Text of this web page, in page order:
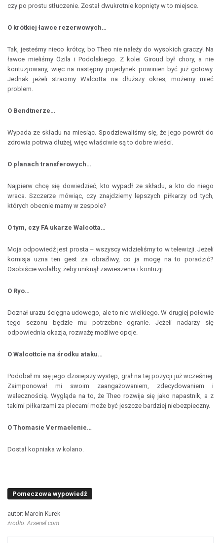
czy po prostu stłuczenie. Został dwukrotnie kopnięty w to miejsce.
O krótkiej ławce rezerwowych…
Tak, jesteśmy nieco krótcy, bo Theo nie należy do wysokich graczy! Na
ławce mieliśmy Özila i Podolskiego. Z kolei Giroud był chory, a nie
kontuzjowany, więc na następny pojedynek powinien być już gotowy.
Jednak jeżeli stracimy Walcotta na dłuższy okres, możemy mieć
problem.
O Bendtnerze…
Wypada ze składu na miesiąc. Spodziewaliśmy się, że jego powrót do
zdrowia potrwa dłużej, więc właściwie są to dobre wieści.
O planach transferowych…
Najpierw chcę się dowiedzieć, kto wypadł ze składu, a kto do niego
wraca. Szczerze mówiąc, czy znajdziemy lepszych piłkarzy od tych,
których obecnie mamy w zespole?
O tym, czy FA ukarze Walcotta…
Moja odpowiedź jest prosta – wszyscy widzieliśmy to w telewizji. Jeżeli
komisja uzna ten gest za obraźliwy, co ja mogę na to poradzić?
Osobiście wolałby, żeby uniknął zawieszenia i kontuzji.
O Ryo…
Doznał urazu ścięgna udowego, ale to nic wielkiego. W drugiej połowie
tego sezonu będzie mu potrzebne ogranie. Jeżeli nadarzy się
odpowiednia okazja, rozważę możliwe opcje.
O Walcottcie na środku ataku…
Podobał mi się jego dzisiejszy występ, grał na tej pozycji już wcześniej.
Zaimponował mi swoim zaangażowaniem, zdecydowaniem i
walecznością. Wygląda na to, że Theo rozwija się jako napastnik, a z
takimi piłkarzami za plecami może być jeszcze bardziej niebezpieczny.
O Thomasie Vermaelenie…
Dostał kopniaka w kolano.
Pomeczowa wypowiedź
autor: Marcin Kurek
źrodło: Arsenal.com